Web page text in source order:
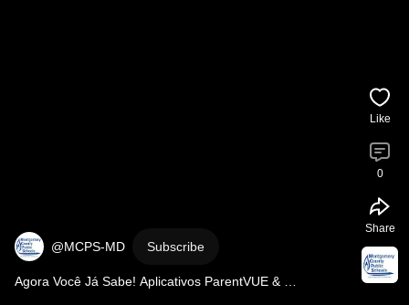
@MCPS-MD Subscribe
Agora Você Já Sabe! Aplicativos ParentVUE &
Like
0
Share